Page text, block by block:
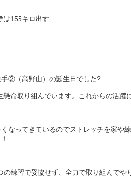
は155キロ出す
②（高野山）の誕生日でした?
懸命取り組んでいます。これからの活躍
くなってきているのでストレッチを家や
の練習で妥協せず、全力で取り組んでや